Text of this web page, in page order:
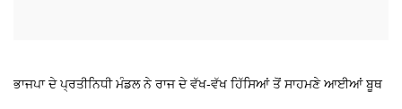
ਭਾਜਪਾ ਦੇ ਪ੍ਰਤੀਨਿਧੀ ਮੰਡਲ ਨੇ ਰਾਜ ਦੇ ਵੱਖ-ਵੱਖ ਹਿੱਸਿਆਂ ਤੋਂ ਸਾਹਮਣੇ ਆਈਆਂ ਬੂਥ